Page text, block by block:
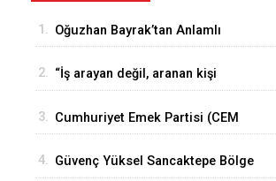
1. Oğuzhan Bayrak’tan Anlamlı
2. “İş arayan değil, aranan kişi
3. Cumhuriyet Emek Partisi (CEM
4. Güvenç Yüksel Sancaktepe Bölge